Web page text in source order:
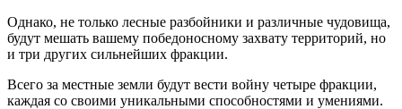
Однако, не только лесные разбойники и различные чудовища,
будут мешать вашему победоносному захвату территорий, но
и три других сильнейших фракции.
Всего за местные земли будут вести войну четыре фракции,
каждая со своими уникальными способностями и умениями.